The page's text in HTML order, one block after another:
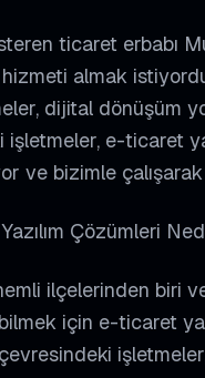
ticaret erbabı
almak
dijital dönüşüm
işletmeler, e-ticaret
ve bizimle
Çözümleri
ilçelerinden biri
için e-ticaret